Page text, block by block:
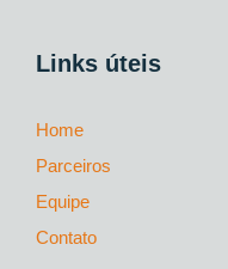
Links úteis
Home
Parceiros
Equipe
Contato